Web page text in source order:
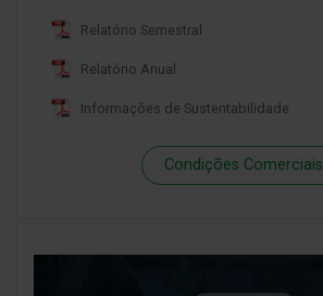
Relatório Semestral
Relatório Anual
Informações de Sustentabilidade
Condições Comerciais